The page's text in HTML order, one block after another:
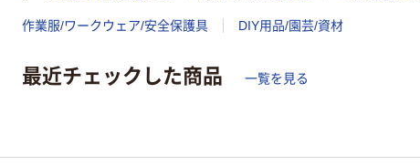
作業服/ワークウェア/安全保護具 DIY用品/園芸/資材
最近チェックした商品 一覧を見る